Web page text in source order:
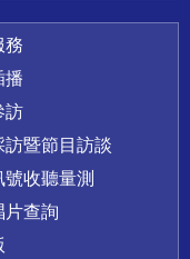
務
播
訪
訪暨節目訪談
號收聽量測
片查詢